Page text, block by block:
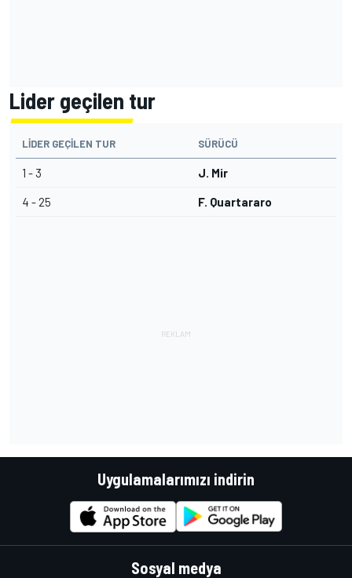
Lider geçilen tur
LIDER GEÇILEN TUR SÜRÜCÜ
1 - 3 J. Mir
4 - 25 F. Quartararo
Uygulamalarımızı indirin
Sosyal medya